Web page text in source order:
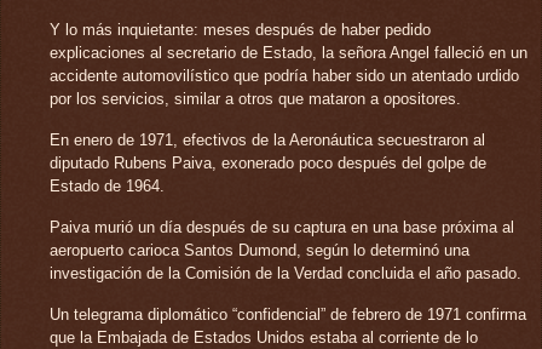
Y lo más inquietante: meses después de haber pedido
explicaciones al secretario de Estado, la señora Angel falleció en un
accidente automovilístico que podría haber sido un atentado urdido
por los servicios, similar a otros que mataron a opositores.
En enero de 1971, efectivos de la Aeronáutica secuestraron al
diputado Rubens Paiva, exonerado poco después del golpe de
Estado de 1964.
Paiva murió un día después de su captura en una base próxima al
aeropuerto carioca Santos Dumond, según lo determinó una
investigación de la Comisión de la Verdad concluida el año pasado.
Un telegrama diplomático “confidencial” de febrero de 1971 confirma
que la Embajada de Estados Unidos estaba al corriente de lo